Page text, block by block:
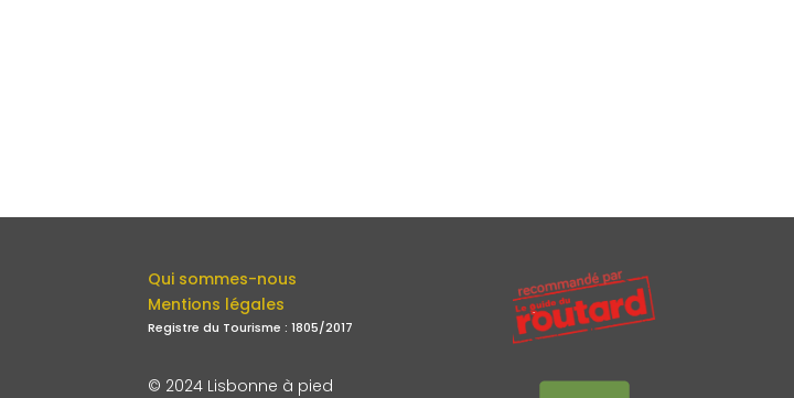
Qui sommes-nous
Mentions légales
Registre du Tourisme : 1805/2017
© 2024 Lisbonne à pied